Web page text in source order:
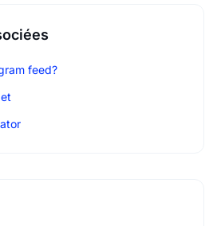
feed?